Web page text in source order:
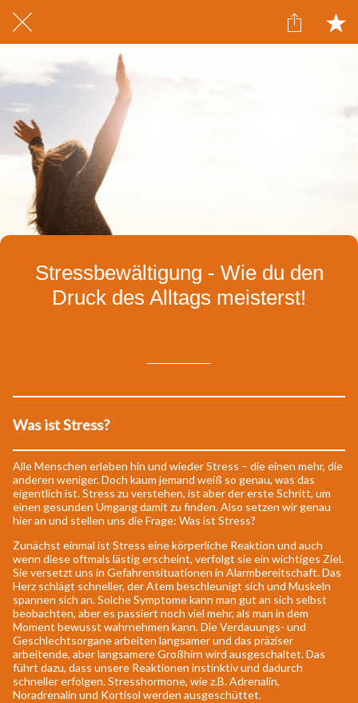
Stressbewältigung - Wie du den
Druck des Alltags meisterst!
Was ist Stress?
Alle Menschen erleben hin und wieder Stress – die einen mehr, die
anderen weniger. Doch kaum jemand weiß so genau, was das
eigentlich ist. Stress zu verstehen, ist aber der erste Schritt, um
einen gesunden Umgang damit zu finden. Also setzen wir genau
hier an und stellen uns die Frage: Was ist Stress?
Zunächst einmal ist Stress eine körperliche Reaktion und auch
wenn diese oftmals lästig erscheint, verfolgt sie ein wichtiges Ziel.
Sie versetzt uns in Gefahrensituationen in Alarmbereitschaft. Das
Herz schlägt schneller, der Atem beschleunigt sich und Muskeln
spannen sich an. Solche Symptome kann man gut an sich selbst
beobachten, aber es passiert noch viel mehr, als man in dem
Moment bewusst wahrnehmen kann. Die Verdauungs- und
Geschlechtsorgane arbeiten langsamer und das präziser
arbeitende, aber langsamere Großhirn wird ausgeschaltet. Das
führt dazu, dass unsere Reaktionen instinktiv und dadurch
schneller erfolgen. Stresshormone, wie z.B. Adrenalin,
Noradrenalin und Kortisol werden ausgeschüttet.